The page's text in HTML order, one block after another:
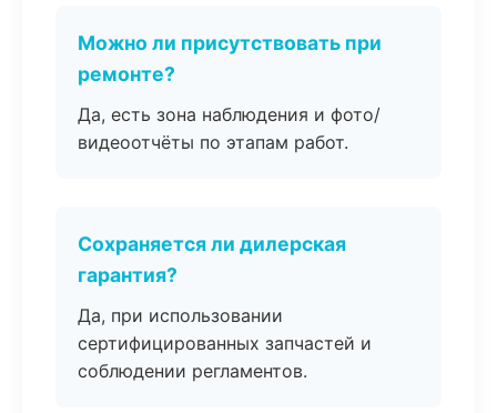
Можно ли присутствовать при
ремонте?
Да, есть зона наблюдения и фото/
видеоотчёты по этапам работ.
Сохраняется ли дилерская
гарантия?
Да, при использовании
сертифицированных запчастей и
соблюдении регламентов.